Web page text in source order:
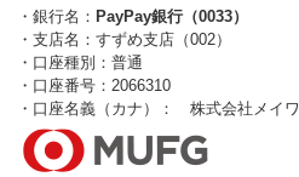
・銀行名： PayPay銀行（0033）
・支店名：すずめ支店（002）
・口座種別：普通
・口座番号：2066310
・口座名義（カナ）： 株式会社メイワ